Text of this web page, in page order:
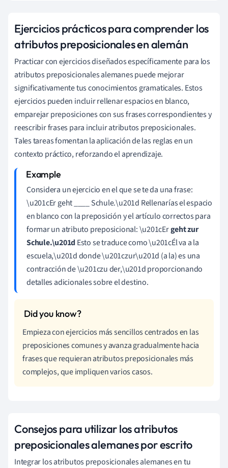
Ejercicios prácticos para comprender los
atributos preposicionales en alemán
Practicar con ejercicios diseñados específicamente para los
atributos preposicionales alemanes puede mejorar
significativamente tus conocimientos gramaticales. Estos
ejercicios pueden incluir rellenar espacios en blanco,
emparejar preposiciones con sus frases correspondientes y
reescribir frases para incluir atributos preposicionales.
Tales tareas fomentan la aplicación de las reglas en un
contexto práctico, reforzando el aprendizaje.
Considera un ejercicio en el que se te da una frase:
\u201cEr geht ____ Schule.\u201d Rellenarías el espacio
en blanco con la preposición y el artículo correctos para
formar un atributo preposicional: \u201cErgeht zur
Schule.\u201dEsto se traduce como \u201cÉl va a la
escuela,\u201d donde \u201czur\u201d (a la) es una
contracción de \u201czu der,\u201d proporcionando
detalles adicionales sobre el destino.
Empieza con ejercicios más sencillos centrados en las
preposiciones comunes y avanza gradualmente hacia
frases que requieran atributos preposicionales más
complejos, que impliquen varios casos.
Consejos para utilizar los atributos
preposicionales alemanes por escrito
Integrar los atributos preposicionales alemanes en tu